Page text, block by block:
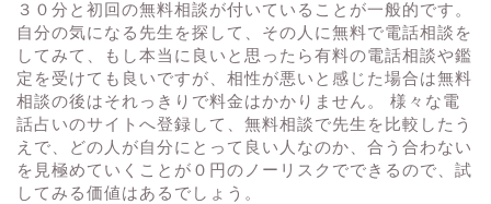
３０分と初回の無料相談が付いていることが一般的です。
自分の気になる先生を探して、その人に無料で電話相談を
してみて、もし本当に良いと思ったら有料の電話相談や鑑
定を受けても良いですが、相性が悪いと感じた場合は無料
相談の後はそれっきりで料金はかかりません。 様々な電
話占いのサイトへ登録して、無料相談で先生を比較したう
えで、どの人が自分にとって良い人なのか、合う合わない
を見極めていくことが０円のノーリスクでできるので、試
してみる価値はあるでしょう。